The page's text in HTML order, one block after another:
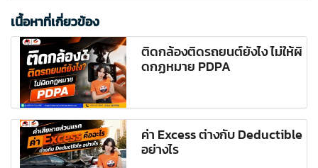
เนื้อหาที่เกี่ยวข้อง
ติดกล้องติดรถยนต์ยังไง ไม่ให้ผิ
ดกฏหมาย PDPA
ค่า Excess ต่างกับ Deductible
อย่างไร